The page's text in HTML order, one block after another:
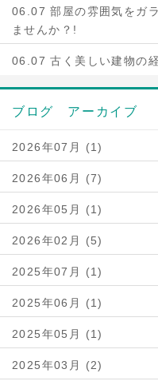
06.07 部屋の雰囲気をガ
ませんか？!
06.07 古く美しい建物の
ブログ アーカイブ
2026年07月 (1)
2026年06月 (7)
2026年05月 (1)
2026年02月 (5)
2025年07月 (1)
2025年06月 (1)
2025年05月 (1)
2025年03月 (2)